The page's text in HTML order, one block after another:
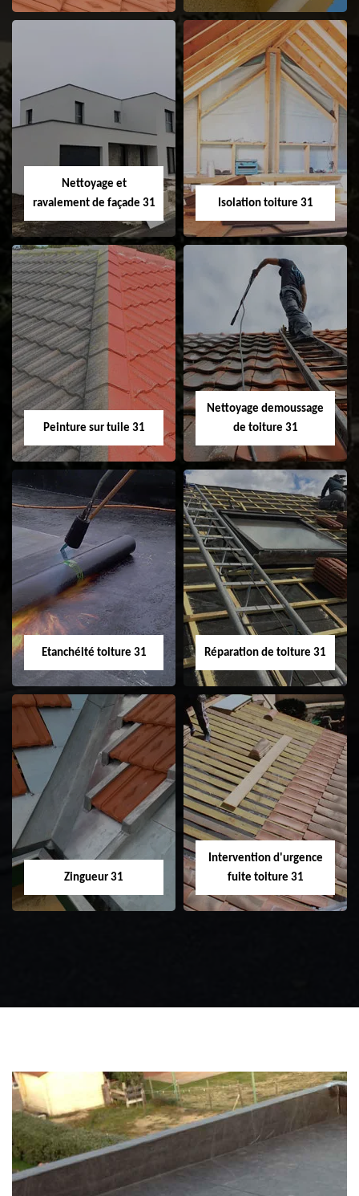
Pose et
changement de
fenêtre de toit et
Velux 31
Nettoyage et pose
Nettoyage et
ravalement de façade 31
Nettoyage et
ravalement de
façade 31
Isolation toiture 31
Isolation toiture 31
Peinture sur tuile 31
Peinture sur tuile
31
Nettoyage demoussage
de toiture 31
Nettoyage
demoussage de
toiture 31
Etanchéité toiture 31
Etanchéité toiture
31
Réparation de toiture 31
Réparation de
toiture 31
Zingueur 31
Intervention d'urgence
fuite toiture 31